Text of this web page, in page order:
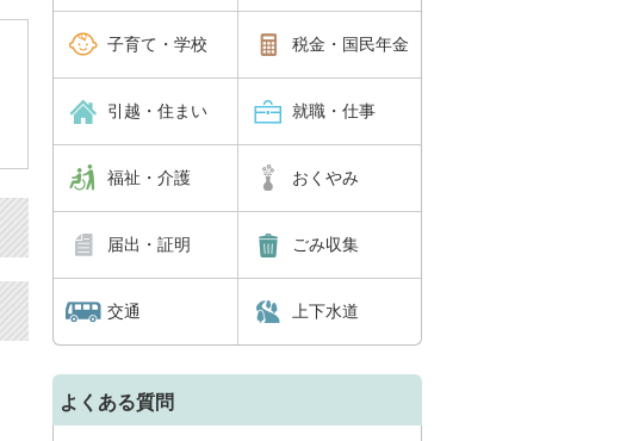
子育て・学校 税金・国民年金
引越・住まい 就職・仕事
福祉・介護 おくやみ
届出・証明 ごみ収集
交通 上下水道
よくある質問